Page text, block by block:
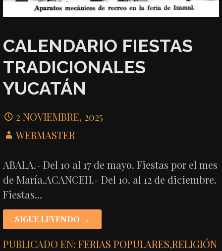
CALENDARIO FIESTAS
TRADICIONALES
YUCATÁN
2 NOVIEMBRE, 2025
WEBMASTER
ABALA.- Del 10 al 17 de mayo. Fiestas por el mes
de María.ACANCEH.- Del 10. al 12 de diciembre.
Fiestas…
SIGUE LEYENDO →
PUBLICADO EN:FERIAS POPULARES,RELIGIÓN